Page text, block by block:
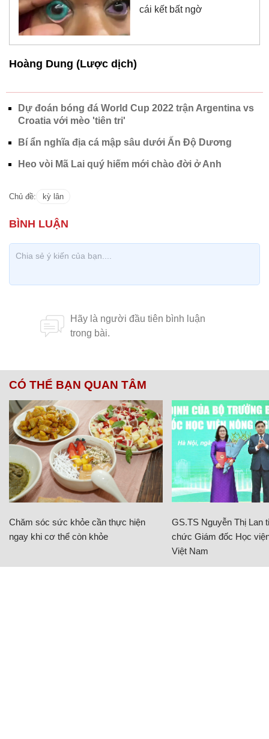
cái kết bất ngờ
Hoàng Dung (Lược dịch)
Dự đoán bóng đá World Cup 2022 trận Argentina vs
Croatia với mèo 'tiên tri'
Bí ẩn nghĩa địa cá mập sâu dưới Ấn Độ Dương
Heo vòi Mã Lai quý hiếm mới chào đời ở Anh
Chủ đề: kỳ lân
CÓ THỂ BẠN QUAN TÂM
Chăm sóc sức khỏe cần thực hiện
ngay khi cơ thể còn khỏe
GS.TS Nguyễn Thị Lan
chức Giám đốc Học
Việt Nam